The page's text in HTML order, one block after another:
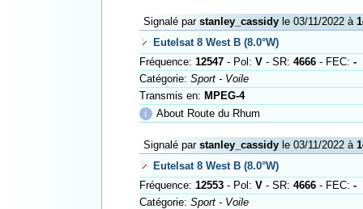
Signalé par stanley_cassidyle 03/11/2022 à
Eutelsat 8 West B (8.0°W)
Fréquence: 12547- Pol: V- SR: 4666- FEC: -
Catégorie: Sport - Voile
Transmis en: MPEG-4
ℹ
About Route du Rhum
Signalé par stanley_cassidyle 03/11/2022 à
Eutelsat 8 West B (8.0°W)
Fréquence: 12553- Pol: V- SR: 4666- FEC: -
Catégorie: Sport - Voile